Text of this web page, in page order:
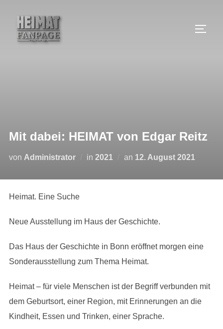
springen
Mit dabei: HEIMAT von Edgar Reitz
von Administrator in 2021 an Veröffentlicht
12. August 2021
Heimat. Eine Suche
Neue Ausstellung im Haus der Geschichte.
Das Haus der Geschichte in Bonn eröffnet morgen eine
Sonderausstellung zum Thema Heimat.
Heimat – für viele Menschen ist der Begriff verbunden mit
dem Geburtsort, einer Region, mit Erinnerungen an die
Kindheit, Essen und Trinken, einer Sprache.